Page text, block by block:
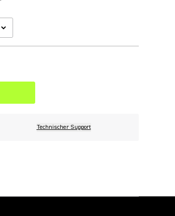
Technischer Support